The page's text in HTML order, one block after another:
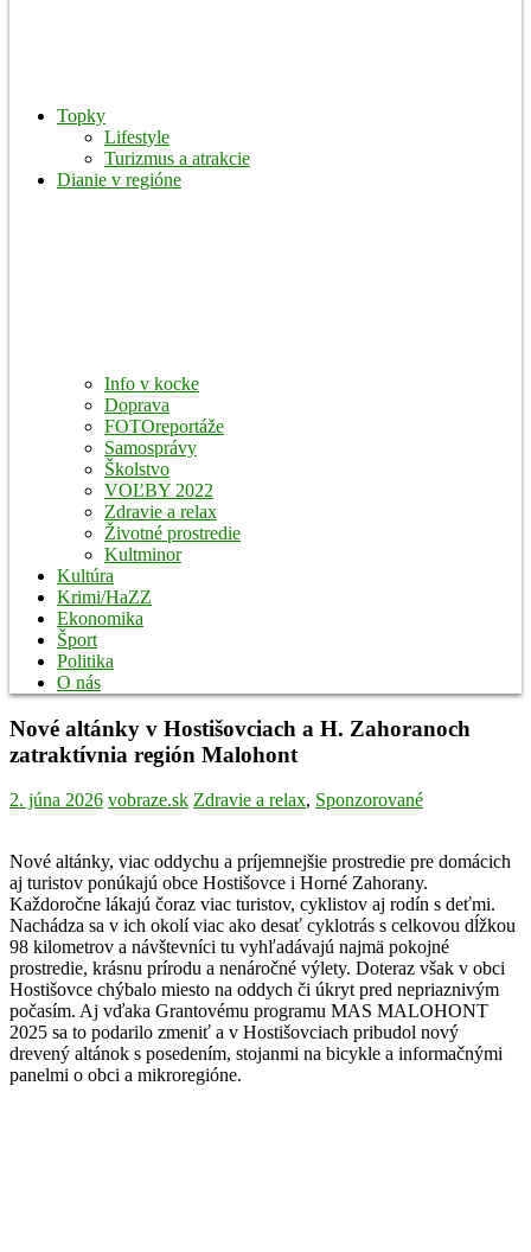
Topky
Lifestyle
Turizmus a atrakcie
Dianie v regióne
Info v kocke
Doprava
FOTOreportáže
Samosprávy
Školstvo
VOĽBY 2022
Zdravie a relax
Životné prostredie
Kultminor
Kultúra
Krimi/HaZZ
Ekonomika
Šport
Politika
O nás
Nové altánky v Hostišovciach a H. Zahoranoch
zatraktívnia región Malohont
2. júna 2026 vobraze.sk Zdravie a relax, Sponzorované
Nové altánky, viac oddychu a príjemnejšie prostredie pre domácich
aj turistov ponúkajú obce Hostišovce i Horné Zahorany.
Každoročne lákajú čoraz viac turistov, cyklistov aj rodín s deťmi.
Nachádza sa v ich okolí viac ako desať cyklotrás s celkovou dĺžkou
98 kilometrov a návštevníci tu vyhľadávajú najmä pokojné
prostredie, krásnu prírodu a nenáročné výlety. Doteraz však v obci
Hostišovce chýbalo miesto na oddych či úkryt pred nepriaznivým
počasím. Aj vďaka Grantovému programu MAS MALOHONT
2025 sa to podarilo zmeniť a v Hostišovciach pribudol nový
drevený altánok s posedením, stojanmi na bicykle a informačnými
panelmi o obci a mikroregióne.